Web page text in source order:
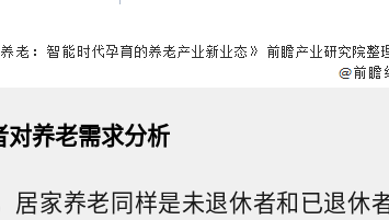
养老需求分析
居家养老同样是未退休者和已退休